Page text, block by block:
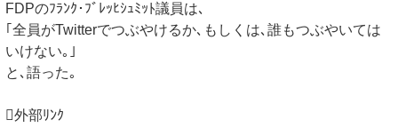
FDPのﾌﾗﾝｸ･ﾌﾞﾚｯﾋｼｭﾐｯﾄ議員は､
｢全員がTwitterでつぶやけるか､もしくは､誰もつぶやいては
いけない｡｣
と､語った｡
外部ﾘﾝｸ